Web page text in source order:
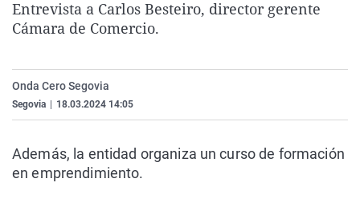
La rosa de los vientos
Como el perro y el
Caso
Equipo de
Extremadura
La Rioja
País Vasco
Virales
Elecciones
Entrevista a Carlos Besteiro, director gerente
Cámara de Comercio.
Onda Cero Segovia
Segovia 18.03.2024 14:05
Además, la entidad organiza un curso de formación
en emprendimiento.